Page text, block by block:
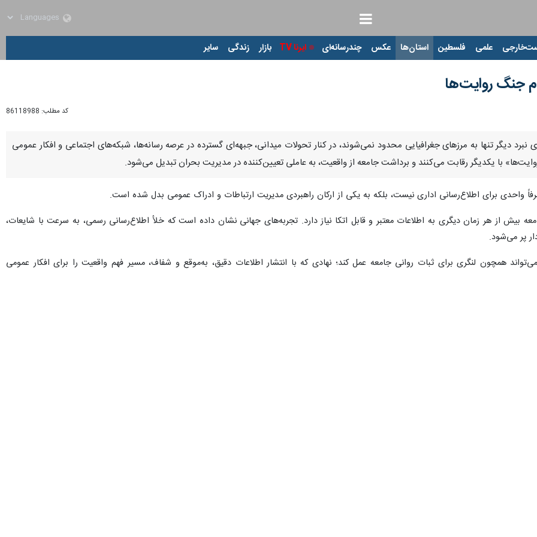
علمی فلسطین استان‌ها عکس چندرسانه‌ای ایرنا TV بازار زندگی سایر
جنگ روایت‌ها
کد مطلب: 86118988